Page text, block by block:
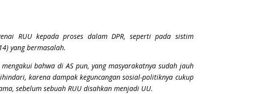
RUU kepada proses dalam DPR, seperti pada sistim
yang bermasalah.
bahwa di AS pun, yang masyarakatnya sudah jauh
karena dampak keguncangan sosial-politiknya cukup
sebelum sebuah RUU disahkan menjadi UU.